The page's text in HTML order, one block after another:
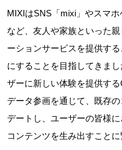
MIXIはSNS「mixi」やスマホ
など、友人や家族といった
ーションサービスを提供す
にすることを目指してきま
ザーに新しい体験を提供す
データ参画を通じて、既存
デートし、ユーザーの皆様
コンテンツを生み出すこと